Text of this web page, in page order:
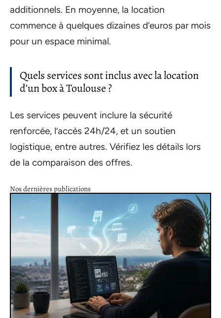
additionnels. En moyenne, la location
commence à quelques dizaines d’euros par mois
pour un espace minimal.
Quels services sont inclus avec la location
d’un box à Toulouse ?
Les services peuvent inclure la sécurité
renforcée, l’accès 24h/24, et un soutien
logistique, entre autres. Vérifiez les détails lors
de la comparaison des offres.
Nos dernières publications